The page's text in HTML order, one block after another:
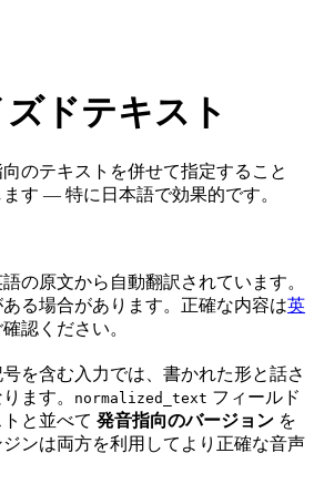
ドテキスト
のテキストを併せて指定すること
す — 特に日本語で効果的です。
の原文から自動翻訳されています。
る場合があります。正確な内容は英
認ください。
を含む入力では、書かれた形と話さ
ます。
normalized_text フィールド
と並べて 発音指向のバージョン を
ンは両方を利用してより正確な音声